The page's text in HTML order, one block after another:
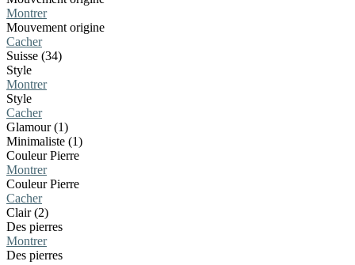
Montrer
Mouvement origine
Cacher
Suisse (34)
Style
Montrer
Style
Cacher
Glamour (1)
Minimaliste (1)
Couleur Pierre
Montrer
Couleur Pierre
Cacher
Clair (2)
Des pierres
Montrer
Des pierres